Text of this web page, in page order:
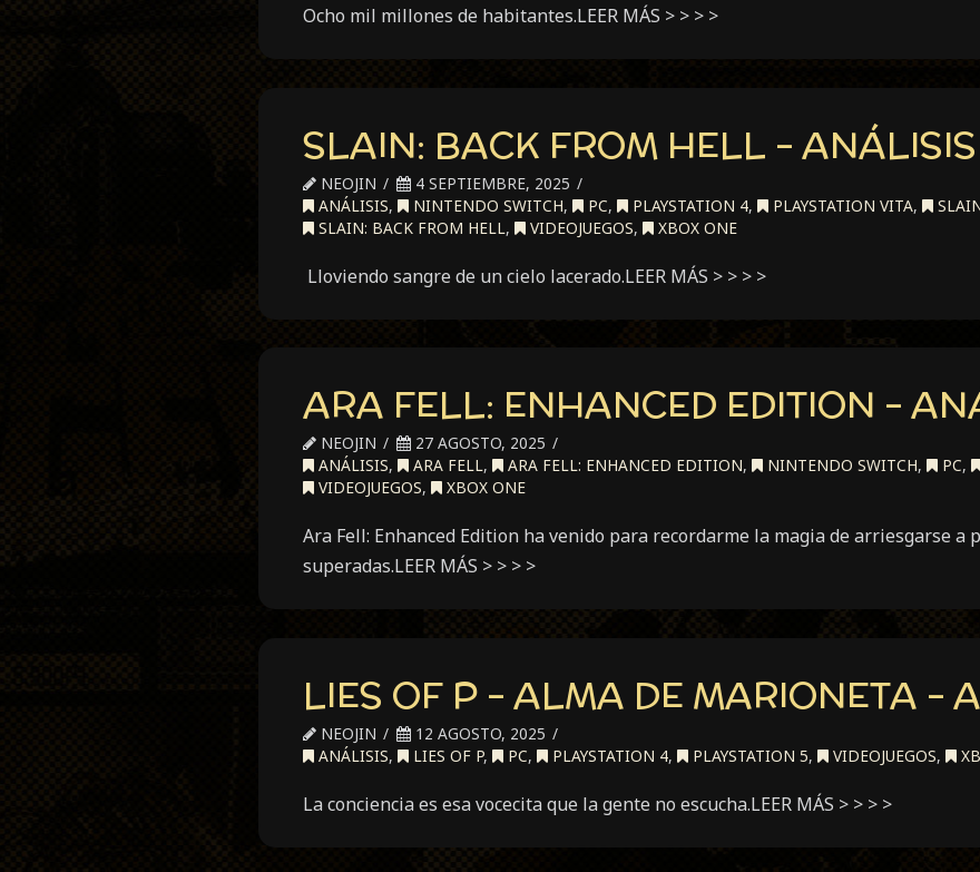
Ocho mil millones de habitantes.LEER MÁS > > > >
SLAIN: BACK FROM HELL – ANÁLISIS
NEOJIN
4 SEPTIEMBRE, 2025
ANÁLISIS, NINTENDO SWITCH, PC, PLAYSTATION 4, PLAYSTATION VITA,
SLAIN: BACK FROM HELL, VIDEOJUEGOS, XBOX ONE
Lloviendo sangre de un cielo lacerado.LEER MÁS > > > >
ARA FELL: ENHANCED EDITION –
NEOJIN
27 AGOSTO, 2025
ANÁLISIS, ARA FELL, ARA FELL: ENHANCED EDITION, NINTENDO SWITCH, PC,
VIDEOJUEGOS, XBOX ONE
Ara Fell: Enhanced Edition ha venido para recordarme la magia de arriesgarse a
superadas.LEER MÁS > > > >
LIES OF P – ALMA DE MARIONETA –
NEOJIN
12 AGOSTO, 2025
ANÁLISIS, LIES OF P, PC, PLAYSTATION 4, PLAYSTATION 5, VIDEOJUEGOS,
La conciencia es esa vocecita que la gente no escucha.LEER MÁS > > > >